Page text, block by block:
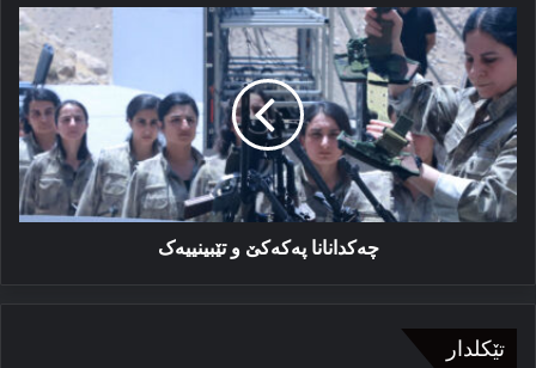
چەکدانانا
پەکەکێ
و
تێبینییەک
چەکدانانا پەکەکێ و تێبینییەک
تێکلدار